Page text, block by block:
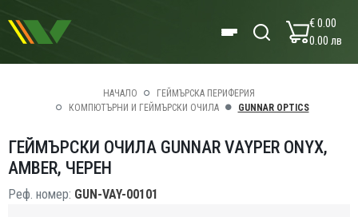
€ 0.00
0.00 лв
НАЧАЛО
ГЕЙМЪРСКА ПЕРИФЕРИЯ
КОМПЮТЪРНИ И ГЕЙМЪРСКИ ОЧИЛА
GUNNAR OPTICS
ГЕЙМЪРСКИ ОЧИЛА GUNNAR VAYPER ONYX,
AMBER, ЧЕРЕН
Реф. номер: GUN-VAY-00101